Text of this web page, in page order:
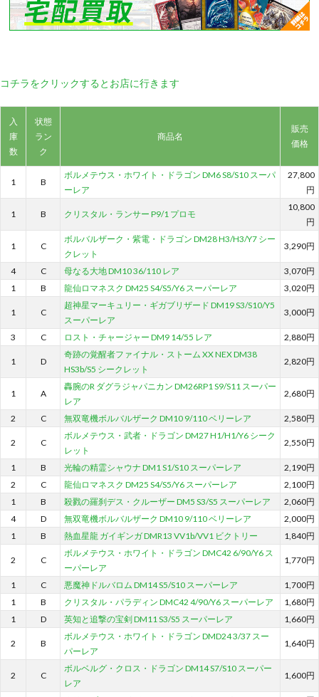
コチラをクリックするとお店に行きます
入
庫
数
状態
ラン
ク
商品名
販売
価格
1 B
ボルメテウス・ホワイト・ドラゴン DM6 S8/S10 スーパ
ーレア
27,800
円
1 B クリスタル・ランサー P9/1 プロモ
10,800
円
1 C
ボルバルザーク・紫電・ドラゴン DM28 H3/H3/Y7 シー
クレット
3,290円
4 C 母なる大地 DM10 36/110 レア
3,070円
1
B 龍仙ロマネスク DM25 S4/S5/Y6 スーパーレア 3,020円
1 C
超神星マーキュリー・ギガブリザード DM19 S3/S10/Y5
スーパーレア
3,000円
3 C ロスト・チャージャー DM9 14/55 レア 2,880円
1 D
奇跡の覚醒者ファイナル・ストーム XX NEX DM38
HS3b/S5 シークレット
2,820円
1 A
轟腕のR ダグラジャパニカン DM26RP1 S9/S11 スーパー
レア
2,680円
2 C 無双竜機ボルバルザーク DM10 9/110 ベリーレア 2,580円
2 C
ボルメテウス・武者・ドラゴン DM27 H1/H1/Y6 シーク
レット
2,550円
1 B 光輪の精霊シャウナ DM1 S1/S10 スーパーレア
2,190円
2
C 龍仙ロマネスク DM25 S4/S5/Y6 スーパーレア
2,100円
1
B 殺戮の羅刹デス・クルーザー DM5 S3/S5 スーパーレア
2,060円
4
D 無双竜機ボルバルザーク DM10 9/110 ベリーレア
2,000円
1
B 熱血星龍 ガイギンガ DMR13 VV1b/VV1 ビクトリー 1,840円
2 C
ボルメテウス・ホワイト・ドラゴン DMC42 6/90/Y6 ス
ーパーレア
1,770円
1 C 悪魔神ドルバロム DM14 S5/S10 スーパーレア
1,700円
1
B クリスタル・パラディン DMC42 4/90/Y6 スーパーレア
1,680円
1
D 英知と追撃の宝剣 DM11 S3/S5 スーパーレア 1,660円
2 B
ボルメテウス・ホワイト・ドラゴン DMD24 3/37 スー
パーレア
1,640円
2 C
ボルベルグ・クロス・ドラゴン DM14 S7/S10 スーパー
レア
1,600円